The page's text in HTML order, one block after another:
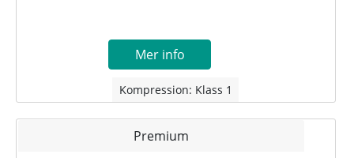
Mer info
Kompression: Klass 1
Premium